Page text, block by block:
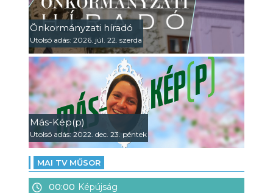
Önkormányzati híradó
Utolsó adás: 2026. júl. 22. szerda
Más-Kép(p)
Utolsó adás: 2022. dec. 23. péntek
MAI TV MŰSOR
00:00 Képújság